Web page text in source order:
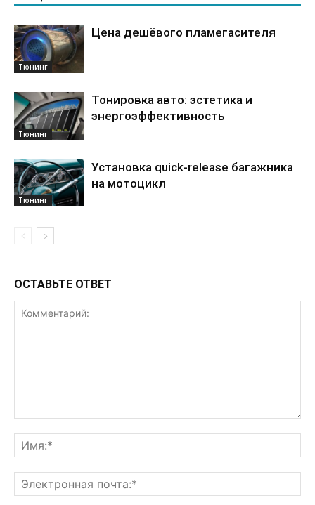
Тюнинг
Цена дешёвого пламегасителя
Тюнинг
Тонировка авто: эстетика и
энергоэффективность
Тюнинг
Установка quick-release багажника
на мотоцикл
ОСТАВЬТЕ ОТВЕТ